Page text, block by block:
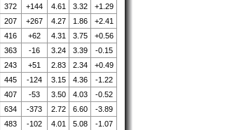
372 +144 4.61 3.32
+1.29
207 +267 4.27 1.86
+2.41
416 +62 4.31 3.75
+0.56
363 -16 3.24 3.39
-0.15
243 +51 2.83 2.34
+0.49
445 -124 3.15 4.36
-1.22
407 -53 3.50 4.03
-0.52
634 -373 2.72 6.60
-3.89
483 -102 4.01 5.08
-1.07